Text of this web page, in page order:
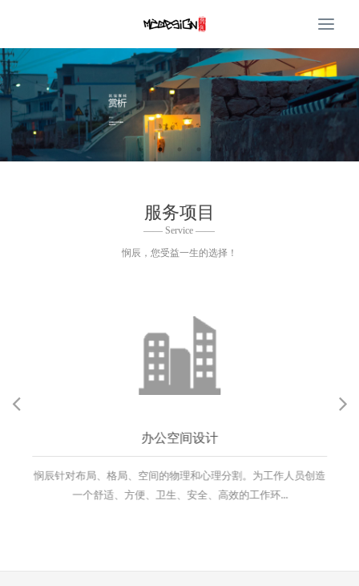
服务项目
—— Service ——
悯辰，您受益一生的选择！
办公空间设计
悯辰针对布局、格局、空间的物理和心理分割。为工作人员创造
一个舒适、方便、卫生、安全、高效的工作环...